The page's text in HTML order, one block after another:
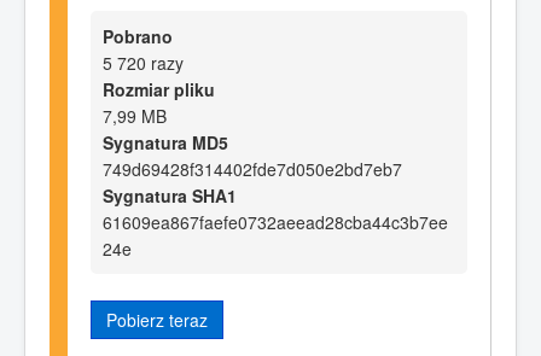
Pobrano
5 720 razy
Rozmiar pliku
7,99 MB
Sygnatura MD5
749d69428f314402fde7d050e2bd7eb7
Sygnatura SHA1
61609ea867faefe0732aeead28cba44c3b7ee
24e
Pobierz teraz